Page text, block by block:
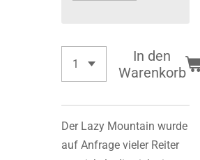
In den
Warenkorb
Der Lazy Mountain wurde
auf Anfrage vieler Reiter